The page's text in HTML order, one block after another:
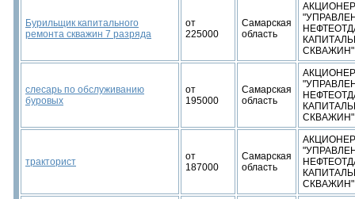
Бурильщик капитального
ремонта скважин 7 разряда
от
225000
Самарская
область
СКВАЖИН"
слесарь по обслуживанию
буровых
от
195000
Самарская
область
СКВАЖИН"
тракторист
от
187000
Самарская
область
СКВАЖИН"